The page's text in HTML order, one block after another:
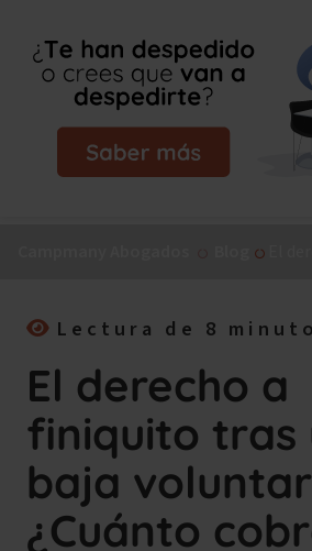
Nuevo libro de Jorge Campmany:
guía paso a paso para tu
¡Consíguelo ya!
Lectura de 8
El derecho a
finiquito tras
baja
¿Cuánto